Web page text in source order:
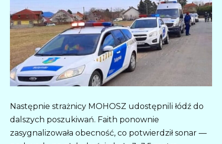
Następnie strażnicy MOHOSZ udostępnili łódź do
dalszych poszukiwań. Faith ponownie
zasygnalizowała obecność, co potwierdził sonar —